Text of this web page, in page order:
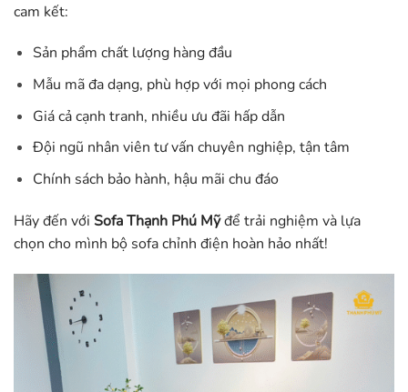
cam kết:
Sản phẩm chất lượng hàng đầu
Mẫu mã đa dạng, phù hợp với mọi phong cách
Giá cả cạnh tranh, nhiều ưu đãi hấp dẫn
Đội ngũ nhân viên tư vấn chuyên nghiệp, tận tâm
Chính sách bảo hành, hậu mãi chu đáo
Hãy đến với Sofa Thạnh Phú Mỹđể trải nghiệm và lựa
chọn cho mình bộ sofa chỉnh điện hoàn hảo nhất!